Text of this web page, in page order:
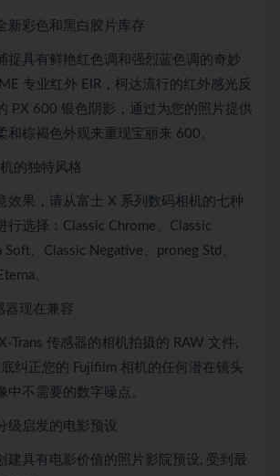
新彩色和黑白胶片库存
捉具有鲜艳红色调和强烈蓝色调的奇妙
专业红外 EIR，柯达流行的红外感光反
PX 600 银色阴影，通过为您的照片提供
和棕褐色外观来重现宝丽来 600。
的独特风格
效果，请从富士 X 系列数码相机的七种
行选择：Classic Chrome、Classic
、Classic Negative、proneg Std、
。
器现在兼容
Trans 传感器的相机拍摄的 RAW 文件,
底纠正您的 Fujifilm 相机的任何潜在镜头
中不需要的数字噪点。
级启发的电影预设
建具有电影价值的照片影院预设, 受到最